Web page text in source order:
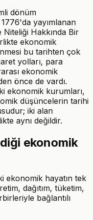
dönüm
yayımlanan
Niteliği Hakkında Bir
ekonomik
bu tarihten çok
yolları, para
ekonomik
önce de vardı.
ekonomik kurumları,
düşüncelerin tarihi
iki alan
aynı değildir.
ekonomik
ekonomik hayatın tek
dağıtım, tüketim,
bağlantılı